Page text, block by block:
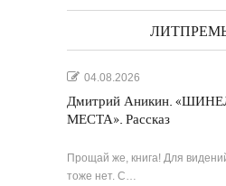
04.08.2026
Дмитрий Аникин.
МЕСТА». Рассказ
Прощай же, книга! Для
тоже нет. С…